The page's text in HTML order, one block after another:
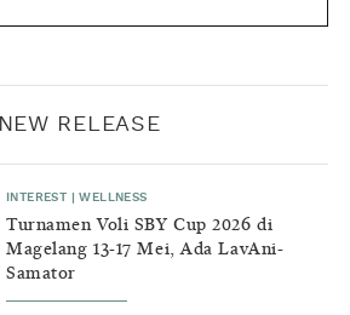
NEW RELEASE
INTEREST |WELLNESS
Turnamen Voli SBY Cup 2026 di
Magelang 13-17 Mei, Ada LavAni-
Samator